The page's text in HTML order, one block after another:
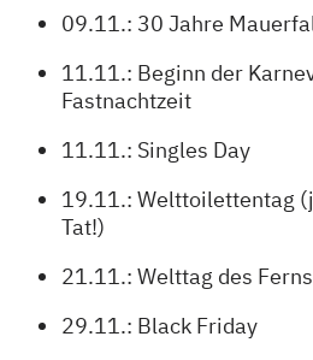
09.11.: 30 Jahre
11.11.: Beginn der
Fastnachtzeit
11.11.: Singles Day
19.11.: Welttoilettentag
Tat!)
21.11.: Welttag des
29.11.: Black Friday